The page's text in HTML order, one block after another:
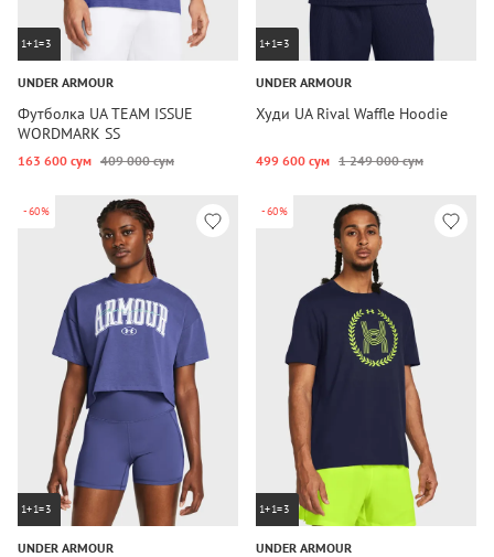
1+1=3
UNDER ARMOUR
Футболка UA TEAM ISSUE
WORDMARK SS
163 600 сум 409 000 сум
1+1=3
UNDER ARMOUR
Худи UA Rival Waffle Hoodie
499 600 сум 1 249 000 сум
-60%
1+1=3
UNDER ARMOUR
-60%
1+1=3
UNDER ARMOUR